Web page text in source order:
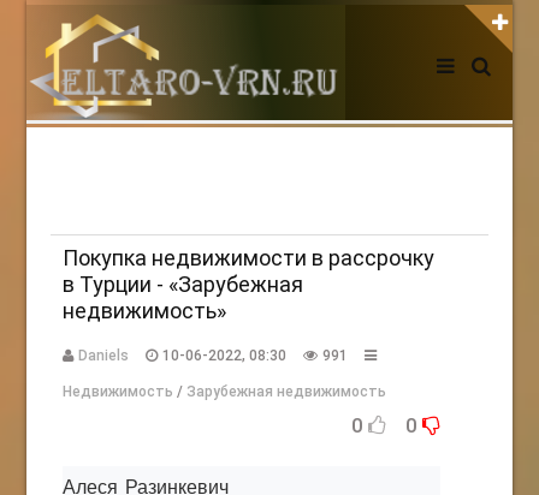
АВТОРИЗАЦИЯ НА САЙТЕ
Регистрация
НОВОСТИ СЕГОДНЯ
Покупка недвижимости в рассрочку
в Турции - «Зарубежная
недвижимость»
Daniels 10-06-2022, 08:30 991
Недвижимость / Зарубежная недвижимость
0 0
Алеся Разинкевич